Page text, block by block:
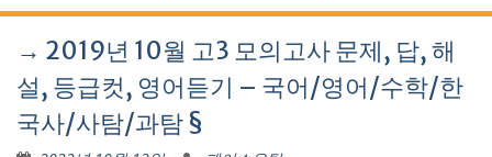
→ 2019년 10월 고3 모의고사 문제, 답, 해
설, 등급컷, 영어듣기 – 국어/영어/수학/한
국사/사탐/과탐 §